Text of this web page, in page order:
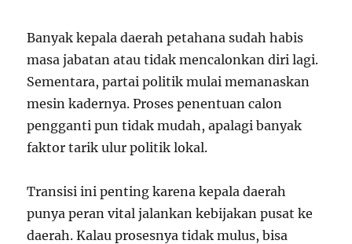
Banyak kepala daerah petahana sudah habis
masa jabatan atau tidak mencalonkan diri lagi.
Sementara, partai politik mulai memanaskan
mesin kadernya. Proses penentuan calon
pengganti pun tidak mudah, apalagi banyak
faktor tarik ulur politik lokal.
Transisi ini penting karena kepala daerah
punya peran vital jalankan kebijakan pusat ke
daerah. Kalau prosesnya tidak mulus, bisa